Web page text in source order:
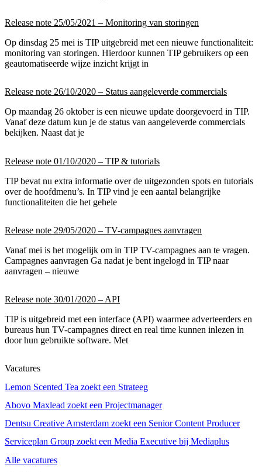
Release note 25/05/2021 – Monitoring van storingen
Op dinsdag 25 mei is TIP uitgebreid met een nieuwe functionaliteit:
monitoring van storingen. Hierdoor kunnen TIP gebruikers op een
geautomatiseerde wijze inzicht krijgt in
Release note 26/10/2020 – Status aangeleverde commercials
Op maandag 26 oktober is een nieuwe update doorgevoerd in TIP.
Vanaf deze datum kun je de status van aangeleverde commercials
bekijken. Naast dat je
Release note 01/10/2020 – TIP & tutorials
TIP bevat nu extra informatie over de uitgezonden spots en tutorials
over de hoofdmenu’s. In TIP vind je een aantal belangrijke
functionaliteiten die het gehele
Release note 29/05/2020 – TV-campagnes aanvragen
Vanaf mei is het mogelijk om in TIP TV-campagnes aan te vragen.
Campagnes aanvragen Ga nadat je bent ingelogd in TIP naar
aanvragen – nieuwe
Release note 30/01/2020 – API
TIP is uitgebreid met een interface (API) waarmee adverteerders en
bureaus hun TV-campagnes direct en real time kunnen inlezen in
door hun gebruikte software. Met
Vacatures
Lemon Scented Tea zoekt een Strateeg
Abovo Maxlead zoekt een Projectmanager
Dentsu Creative Amsterdam zoekt een Senior Content Producer
Serviceplan Group zoekt een Media Executive bij Mediaplus
Alle vacatures